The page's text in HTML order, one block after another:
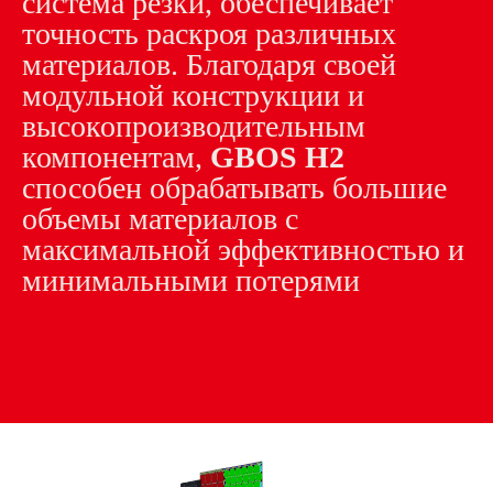
точность раскроя различных
материалов. Благодаря своей
модульной конструкции и
высокопроизводительным
компонентам, GBOS H2
способен обрабатывать большие
объемы материалов с
максимальной эффективностью и
минимальными потерями